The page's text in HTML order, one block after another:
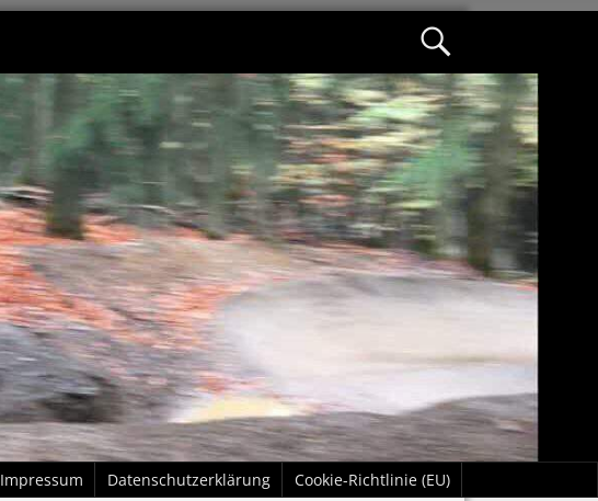
Impressum Datenschutzerklärung
Cookie-Richtlinie (EU)